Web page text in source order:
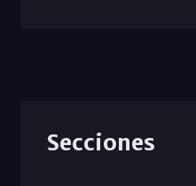
Secciones